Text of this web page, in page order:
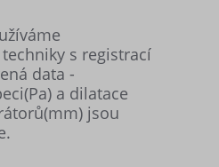
s registrací
data -
a dilatace
jsou